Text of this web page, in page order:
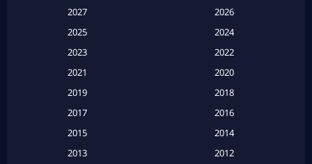
Based on a True Story สร้างจากเรื่องจริง(2)
Based on a True Story เรื่องจริง (20)
2027
2026
2025
2024
2023
2022
2021
2020
2019
2018
2017
2016
2015
2014
2013
2012